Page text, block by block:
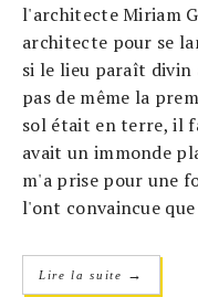
l'architecte Miriam
architecte pour se
si le lieu paraît
pas de même la
sol était en terre, il
avait un immonde
m'a prise pour une
l'ont convaincue
Lire la suite →